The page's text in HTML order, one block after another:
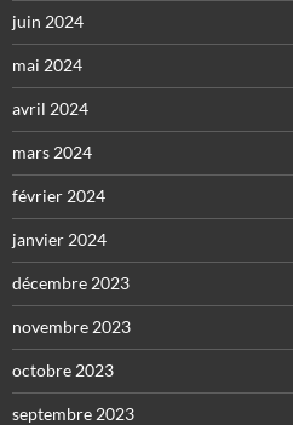
juin 2024
mai 2024
avril 2024
mars 2024
février 2024
janvier 2024
décembre 2023
novembre 2023
octobre 2023
septembre 2023